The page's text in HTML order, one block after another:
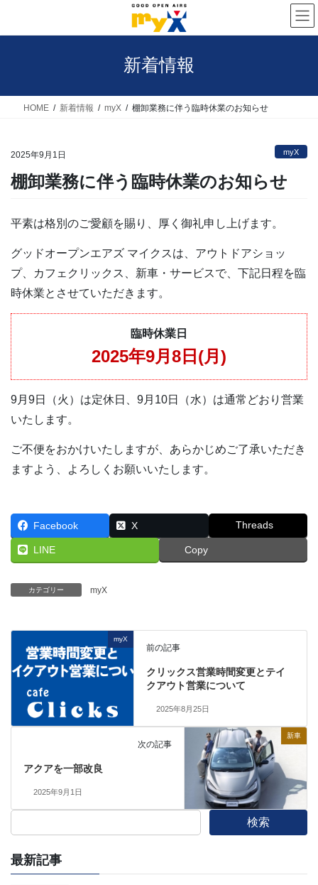
新着情報
HOME 新着情報 myX 棚卸業務に伴う臨時休業のお知らせ
2025年9月1日 myX
棚卸業務に伴う臨時休業のお知らせ
平素は格別のご愛顧を賜り、厚く御礼申し上げます。
グッドオープンエアズ マイクスは、アウトドアショッ
プ、カフェクリックス、新車・サービスで、下記日程を臨
時休業とさせていただきます。
臨時休業日
2025年9月8日(月)
9月9日（火）は定休日、9月10日（水）は通常どおり営業
いたします。
ご不便をおかけいたしますが、あらかじめご了承いただき
ますよう、よろしくお願いいたします。
Facebook X Threads
LINE Copy
カテゴリー myX
myX
前の記事
クリックス営業時間変更とテイ
クアウト営業について
2025年8月25日
新車
次の記事
アクアを一部改良
2025年9月1日
検索
最新記事